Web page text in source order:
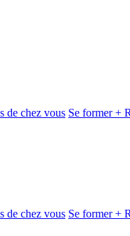
de chez vous Se former +
de chez vous Se former +